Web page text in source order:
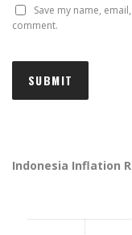
Save my name,
comment.
Indonesia Inflation